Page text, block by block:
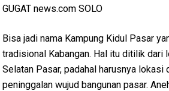
GUGAT news.com SOLO
Bisa jadi nama Kampung Kidul Pasar
tradisional Kabangan. Hal itu ditilik dari
Selatan Pasar, padahal harusnya
peninggalan wujud bangunan pasar.